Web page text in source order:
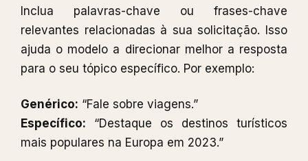
Inclua palavras-chave ou frases-chave
relevantes relacionadas à sua solicitação. Isso
ajuda o modelo a direcionar melhor a resposta
para o seu tópico específico. Por exemplo:
Genérico: “Fale sobre viagens.”
Específico: “Destaque os destinos turísticos
mais populares na Europa em 2023.”